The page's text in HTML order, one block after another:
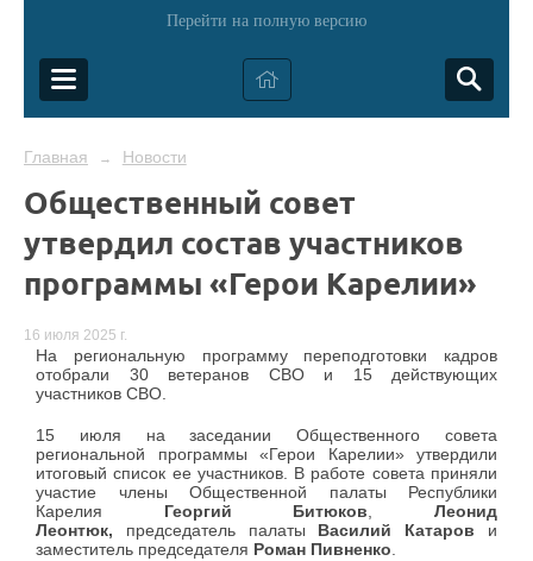
Перейти на полную версию
Главная → Новости
Общественный совет
утвердил состав участников
программы «Герои Карелии»
16 июля 2025 г.
На региональную программу переподготовки кадров
отобрали 30 ветеранов СВО и 15 действующих
участников СВО.
15 июля на заседании Общественного совета
региональной программы «Герои Карелии» утвердили
итоговый список ее участников. В работе совета приняли
участие члены Общественной палаты Республики
Карелия Георгий Битюков ,Леонид
Леонтюк, председатель палаты Василий Катаров и
заместитель председателя Роман Пивненко